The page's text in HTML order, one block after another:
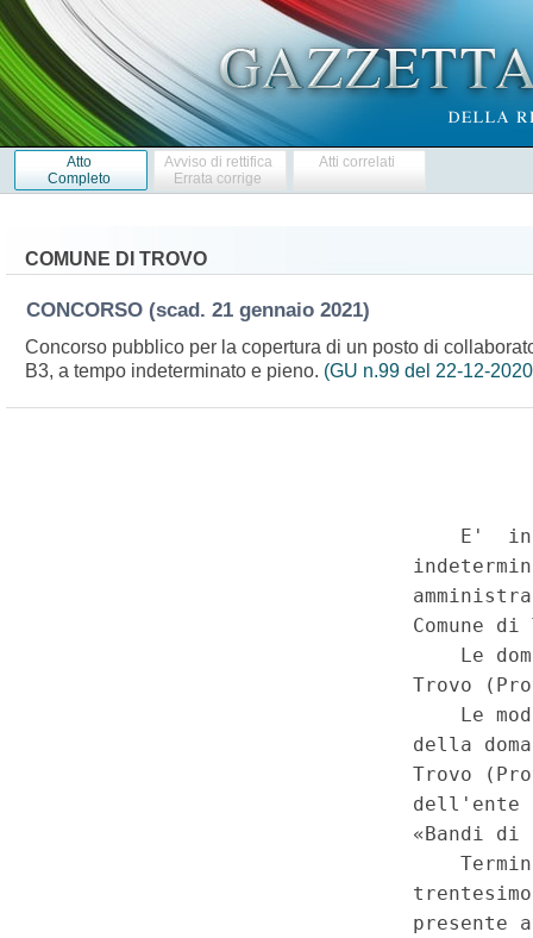
Atto
Completo
Avviso di rettifica
Errata corrige
Atti correlati
COMUNE DI TROVO
CONCORSO (scad. 21 gennaio 2021)
Concorso pubblico per la copertura di un posto di
B3, a tempo indeterminato e pieno. (GU n.99 del 22-12-